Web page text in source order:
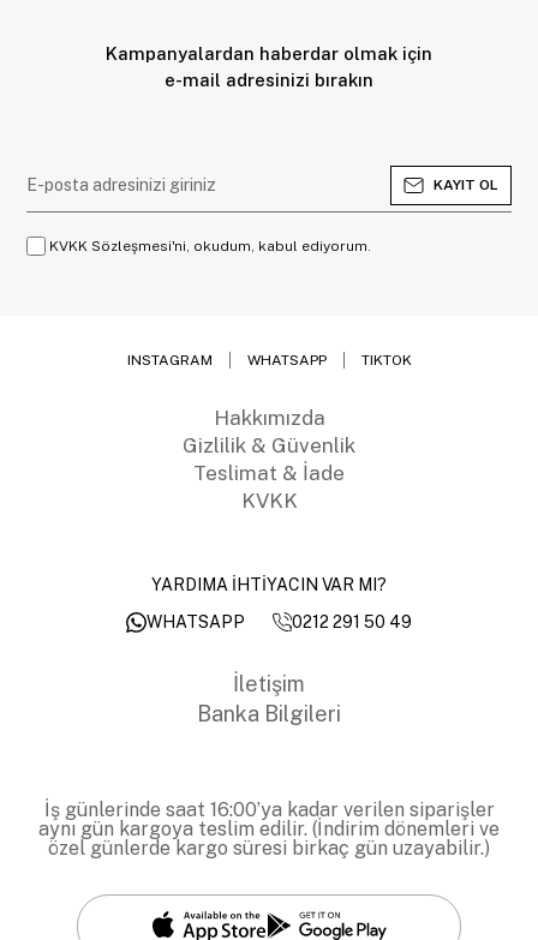
Kampanyalardan haberdar olmak için
e-mail adresinizi bırakın
KAYIT OL
KVKK Sözleşmesi'ni, okudum, kabul ediyorum.
INSTAGRAM WHATSAPP TIKTOK
Hakkımızda
Gizlilik & Güvenlik
Teslimat & İade
KVKK
YARDIMA İHTİYACIN VAR MI?
WHATSAPP
0212 291 50 49
İletişim
Banka Bilgileri
İş günlerinde saat 16:00’ya kadar verilen siparişler
aynı gün kargoya teslim edilir. (İndirim dönemleri ve
özel günlerde kargo süresi birkaç gün uzayabilir.)